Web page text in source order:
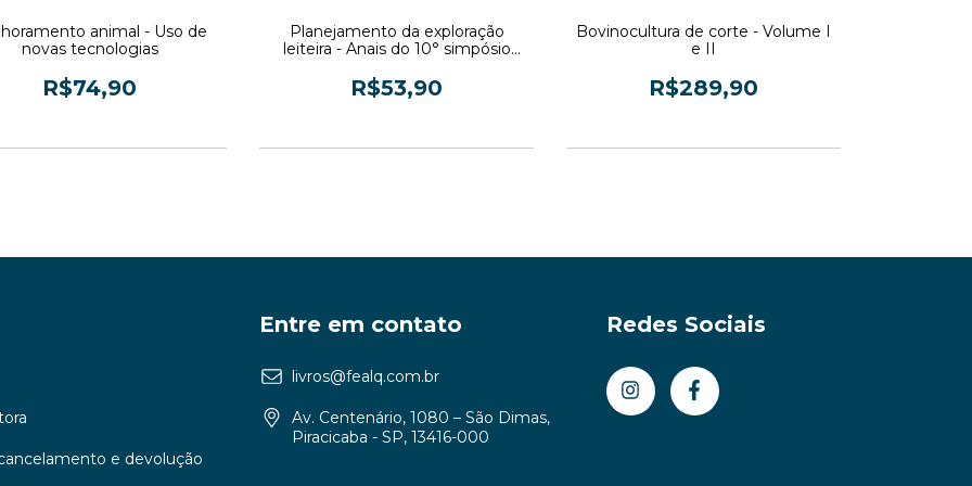
animal - Uso de
novas tecnologias
R$74,90
Planejamento da exploração
leiteira - Anais do 10° simpósio
R$53,90
Bovinocultura de corte - Volume I
e II
R$289,90
e devolução
Entre em contato
livros@fealq.com.br
Av. Centenário, 1080 – São Dimas,
Piracicaba - SP, 13416-000
Redes Sociais